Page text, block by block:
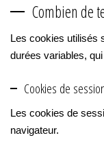
Combien de
Les cookies utilisés
durées variables,
Cookies de
Les cookies de
navigateur.